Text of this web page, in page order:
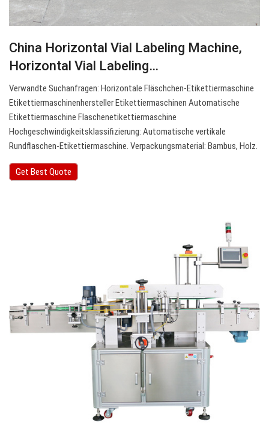
China Horizontal Vial Labeling Machine,
Horizontal Vial Labeling…
Verwandte Suchanfragen: Horizontale Fläschchen-Etikettiermaschine
Etikettiermaschinenhersteller Etikettiermaschinen Automatische
Etikettiermaschine Flaschenetikettiermaschine
Hochgeschwindigkeitsklassifizierung: Automatische vertikale
Rundflaschen-Etikettiermaschine. Verpackungsmaterial: Bambus, Holz.
Get Best Quote